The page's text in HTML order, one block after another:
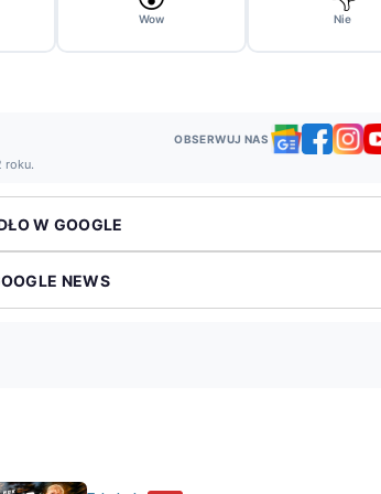
Wow Nie
roku.
OBSERWUJ NAS
W GOOGLE
NEWS